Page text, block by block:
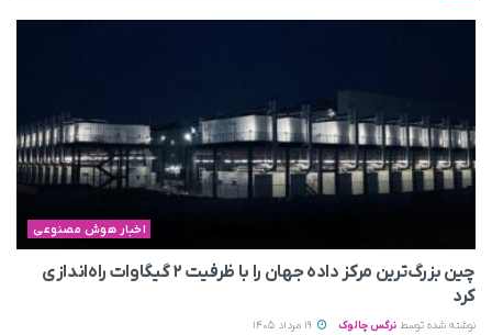
اخبار هوش مصنوعی
چین بزرگ‌ترین مرکز داده جهان را با ظرفیت ۲ گیگاوات راه‌اندازی
کرد
نوشته شده توسط نرگس چالوک